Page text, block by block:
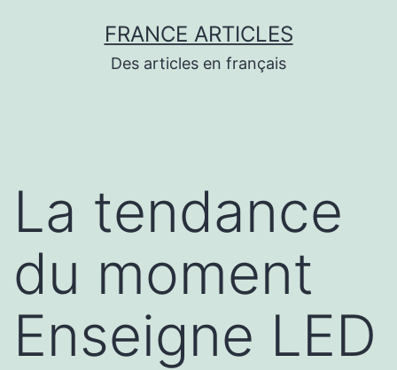
FRANCE ARTICLES
Des articles en français
La tendance
du moment
Enseigne LED